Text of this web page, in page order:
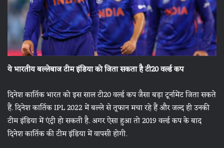
ये भारतीय बल्लेबाज टीम इंडिया को जिता सकता है टी20 वर्ल्ड कप
दिनेश कार्तिक भारत को इस साल टी20 वर्ल्ड कप जैसा बड़ा टूर्नामेंट जिता सकते
हैं. दिनेश कार्तिक IPL 2022 में बल्ले से तूफान मचा रहे हैं और जल्द ही उनकी
टीम इंडिया में एंट्री हो सकती है. अगर ऐसा हुआ तो 2019 वर्ल्ड कप के बाद
दिनेश कार्तिक की टीम इंडिया में वापसी होगी.